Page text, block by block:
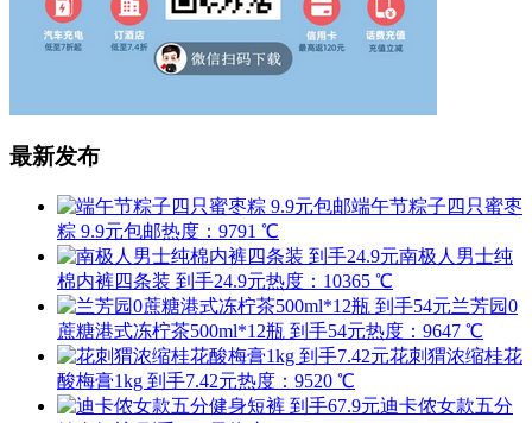
最新发布
端午节粽子四只蜜枣
粽 9.9元包邮热度：9791 ℃
南极人男士纯
棉内裤四条装 到手24.9元热度：10365 ℃
兰芳园0
蔗糖港式冻柠茶500ml*12瓶 到手54元热度：9647 ℃
花刺猬浓缩桂花
酸梅膏1kg 到手7.42元热度：9520 ℃
迪卡侬女款五分